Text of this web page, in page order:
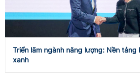
Triển lãm ngành năng lượng: Nền
xanh